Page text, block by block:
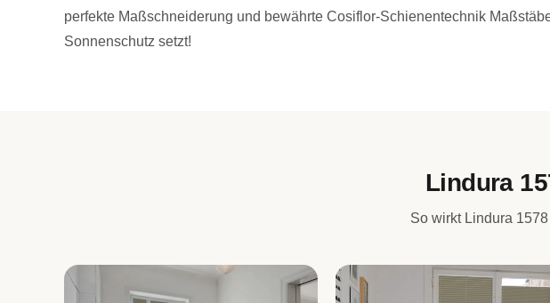
perfekte Maßschneiderung und bewährte Cosiflor-Schienentechnik
Sonnenschutz setzt!
Lindura
So wirkt Lindura